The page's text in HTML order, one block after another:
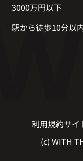
3000万円以下
駅から徒歩10分以
利用規約サイ
(c) WITH